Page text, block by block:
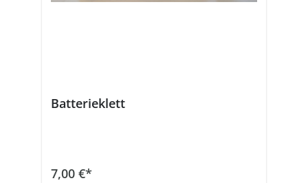
Batterieklett
7,00 €*